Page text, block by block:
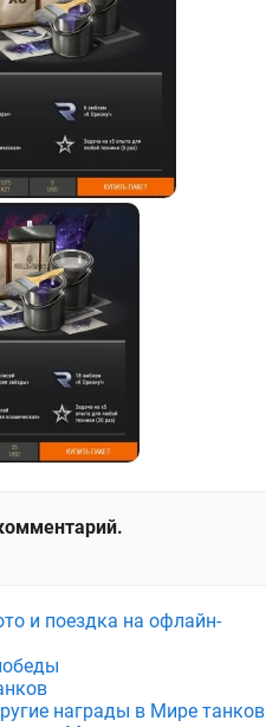
и поездка на офлайн-
награды в Мире танков